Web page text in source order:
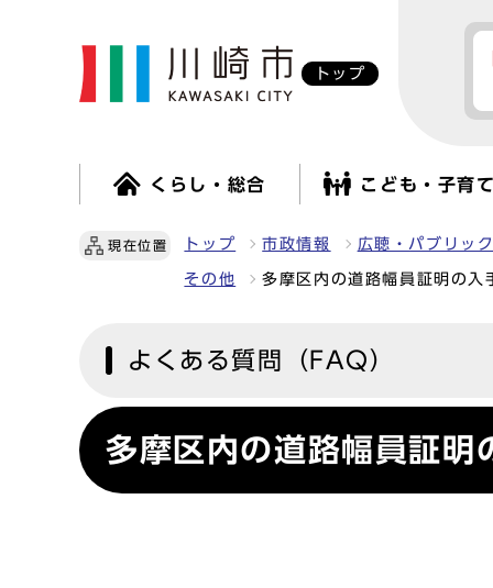
トップ
くらし・総合 こども・子育
現在位置 トップ 市政情報 広聴・パブリッ
その他 多摩区内の道路幅員証明の入
よくある質問（FAQ）
多摩区内の道路幅員証明